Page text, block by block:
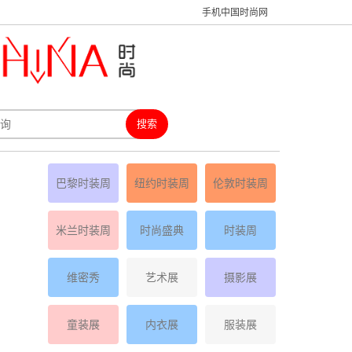
手机中国时尚网
巴黎时装周 纽约时装周 伦敦时装周
米兰时装周 时尚盛典 时装周
维密秀 艺术展 摄影展
童装展 内衣展 服装展